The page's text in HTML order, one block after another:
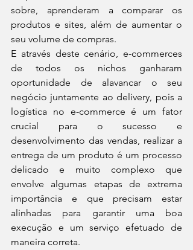
sobre, aprenderam a comparar os
produtos e sites, além de aumentar o
seu volume de compras.
E através deste cenário, e-commerces
de todos os nichos ganharam
oportunidade de alavancar o seu
negócio juntamente ao delivery, pois a
logística no e-commerce é um fator
crucial para o sucesso e
desenvolvimento das vendas, realizar a
entrega de um produto é um processo
delicado e muito complexo que
envolve algumas etapas de extrema
importância e que precisam estar
alinhadas para garantir uma boa
execução e um serviço efetuado de
maneira correta.